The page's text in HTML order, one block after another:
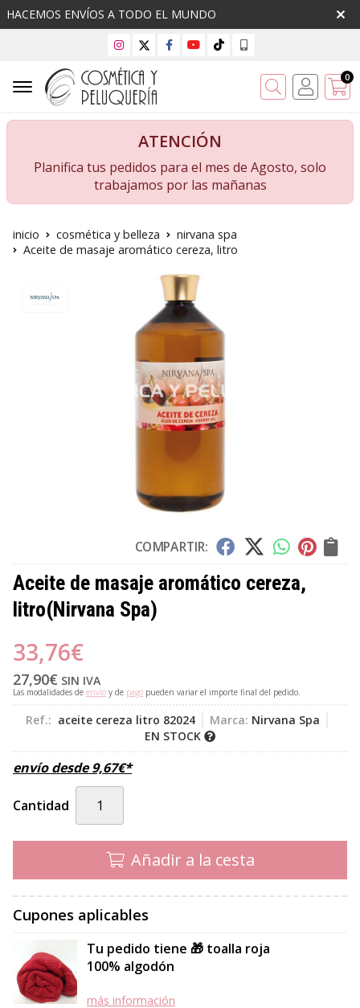
HACEMOS ENVÍOS A TODO EL MUNDO
Buscar 0
ATENCIÓN
Planifica tus pedidos para el mes de Agosto, solo
trabajamos por las mañanas
inicio cosmética y belleza
nirvana spa
Aceite de masaje aromático cereza, litro
COMPARTIR:
Aceite de masaje aromático cereza,
litro(Nirvana Spa)
33,76€
27,90€ SIN IVA
Las modalidades de envío y de pago pueden variar el importe final del pedido.
Ref.: aceite cereza litro 82024 Marca: Nirvana Spa
EN STOCK
envío desde9,67€*
Cantidad
Añadir a la cesta
Cupones aplicables
Tu pedido tiene 🎁 toalla roja
100% algodón
más información